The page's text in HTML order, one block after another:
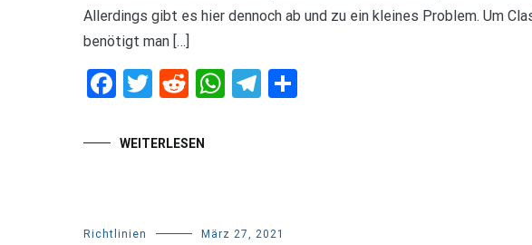
Allerdings gibt es hier dennoch ab und zu ein kleines Problem. Um
benötigt man […]
Facebook
Twitter
RedditWhatsApp
Telegram
WEITERLESEN
Richtlinien März 27, 2021